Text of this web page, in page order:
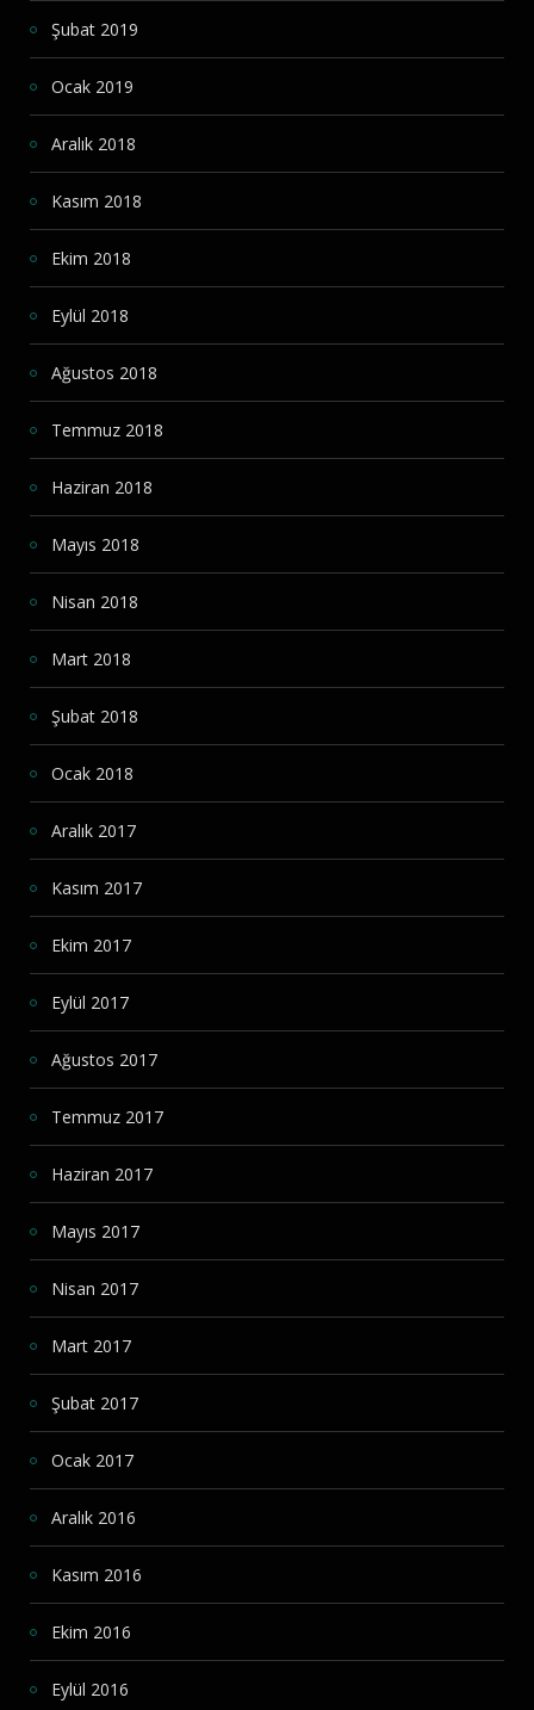
Şubat 2019
Ocak 2019
Aralık 2018
Kasım 2018
Ekim 2018
Eylül 2018
Ağustos 2018
Temmuz 2018
Haziran 2018
Mayıs 2018
Nisan 2018
Mart 2018
Şubat 2018
Ocak 2018
Aralık 2017
Kasım 2017
Ekim 2017
Eylül 2017
Ağustos 2017
Temmuz 2017
Haziran 2017
Mayıs 2017
Nisan 2017
Mart 2017
Şubat 2017
Ocak 2017
Aralık 2016
Kasım 2016
Ekim 2016
Eylül 2016